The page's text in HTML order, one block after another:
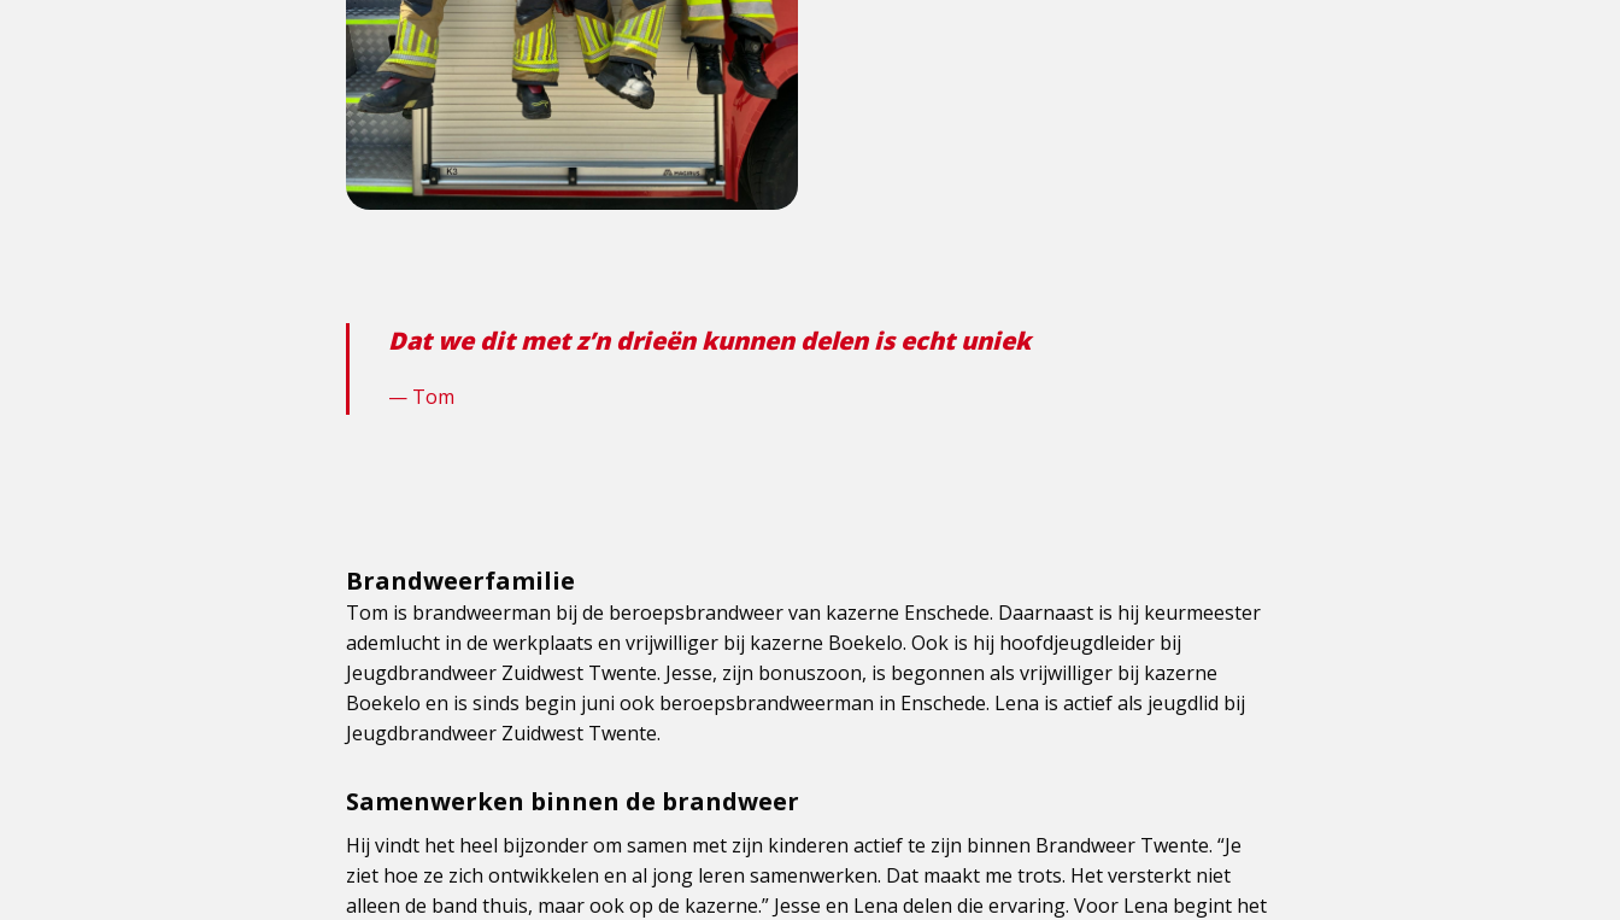
Dat we dit met z’n drieën kunnen delen is echt uniek
Tom
Brandweerfamilie
Tom is brandweerman bij de beroepsbrandweer van kazerne Enschede. Daarnaast is hij keurmeester
ademlucht in de werkplaats en vrijwilliger bij kazerne Boekelo. Ook is hij hoofdjeugdleider bij
Jeugdbrandweer Zuidwest Twente. Jesse, zijn bonuszoon, is begonnen als vrijwilliger bij kazerne
Boekelo en is sinds begin juni ook beroepsbrandweerman in Enschede. Lena is actief als jeugdlid bij
Jeugdbrandweer Zuidwest Twente.
Samenwerken binnen de brandweer
Hij vindt het heel bijzonder om samen met zijn kinderen actief te zijn binnen Brandweer Twente. “Je
ziet hoe ze zich ontwikkelen en al jong leren samenwerken. Dat maakt me trots. Het versterkt niet
alleen de band thuis, maar ook op de kazerne.” Jesse en Lena delen die ervaring. Voor Lena begint het